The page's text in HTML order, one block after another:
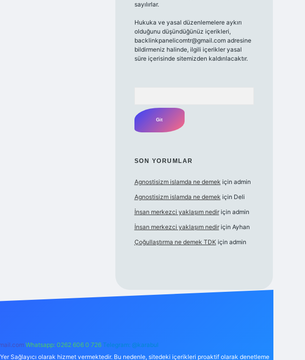
sayılırlar.
Hukuka ve yasal düzenlemelere aykırı
olduğunu düşündüğünüz içerikleri,
backlinkpanelicomtr@gmail.comadresine
bildirmeniz halinde, ilgili içerikler yasal
süre içerisinde sitemizden kaldırılacaktır.
SON YORUMLAR
Agnostisizm islamda ne demek için admin
Agnostisizm islamda ne demek için Deli
İnsan merkezci yaklaşım nediriçin admin
İnsan merkezci yaklaşım nediriçin Ayhan
Çoğullaştırma ne demek TDKiçin admin
Whatsapp: 0262 606 0 726 Telegram: @karabul
Sağlayıcı olarak hizmet vermektedir. Bu nedenle, sitedeki içerikleri proaktif olarak denetleme